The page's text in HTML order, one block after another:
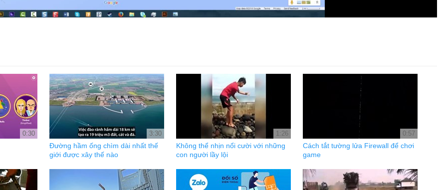
0:30 3:30
Đường hầm ống chìm dài nhất thế
giới được xây thế nào
1:26
Không thể nhịn nổi cười với những
con người lầy lội
0:57
Cách tắt tường lửa Firewall để chơi
game